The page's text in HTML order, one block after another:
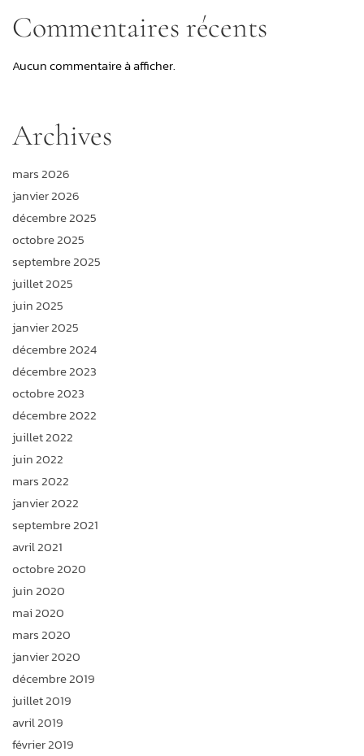
Commentaires récents
Aucun commentaire à afficher.
Archives
mars 2026
janvier 2026
décembre 2025
octobre 2025
septembre 2025
juillet 2025
juin 2025
janvier 2025
décembre 2024
décembre 2023
octobre 2023
décembre 2022
juillet 2022
juin 2022
mars 2022
janvier 2022
septembre 2021
avril 2021
octobre 2020
juin 2020
mai 2020
mars 2020
janvier 2020
décembre 2019
juillet 2019
avril 2019
février 2019